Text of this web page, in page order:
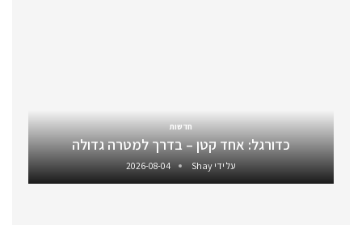
חדשות
כדורגל: אחד קטן – בדרך למטרה גדולה
על ידיShay
2026-08-04